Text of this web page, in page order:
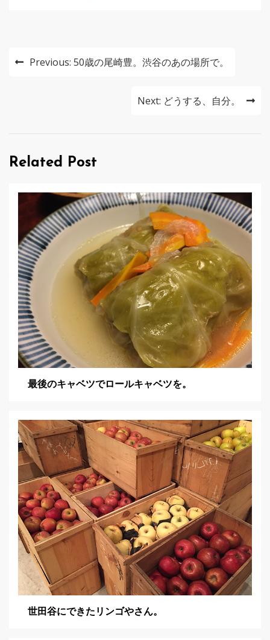
投
ー
ョ
ン
Previous: 50歳の尾崎豊。渋谷のあの場所で。
Next: どうする、自分。
Related Post
最後のキャベツでロールキャベツを。
世田谷にできたリンゴやさん。